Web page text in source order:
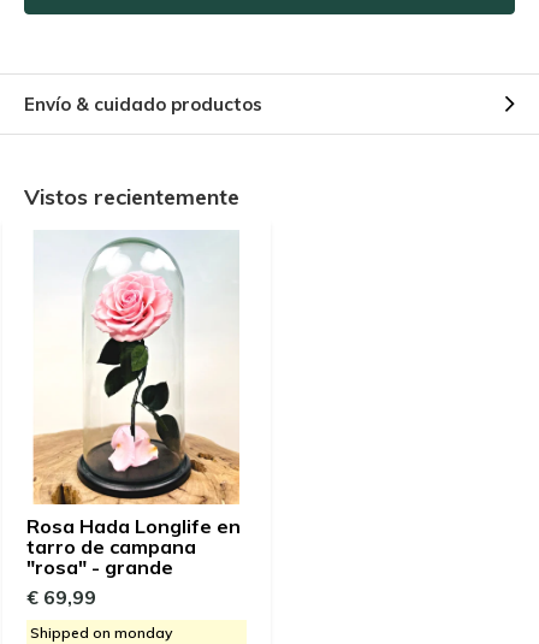
Envío & cuidado productos
Vistos recientemente
Rosa Hada Longlife en
tarro de campana
"rosa" - grande
€ 69,99
Shipped on monday